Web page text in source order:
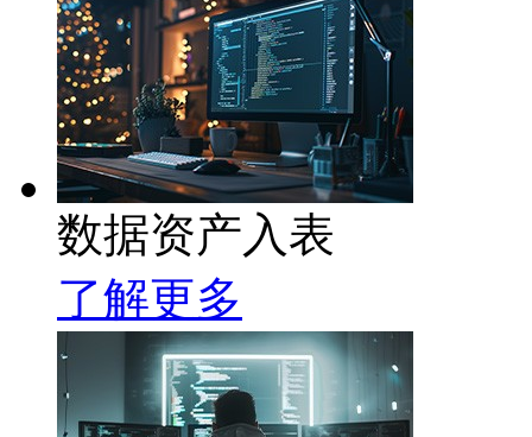
数据资产入表
了解更多